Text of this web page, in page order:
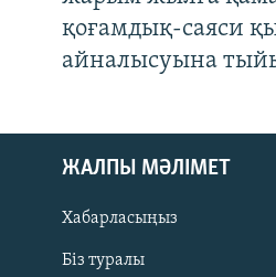
қоғамдық-саяси
айналысуына
ЖАЛПЫ МӘЛІМЕТ
Хабарласыңыз
Біз туралы